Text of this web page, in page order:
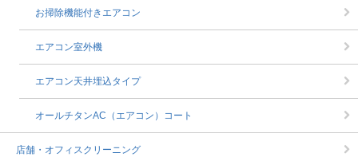
お掃除機能付きエアコン
エアコン室外機
エアコン天井埋込タイプ
オールチタンAC（エアコン）コート
店舗・オフィスクリーニング